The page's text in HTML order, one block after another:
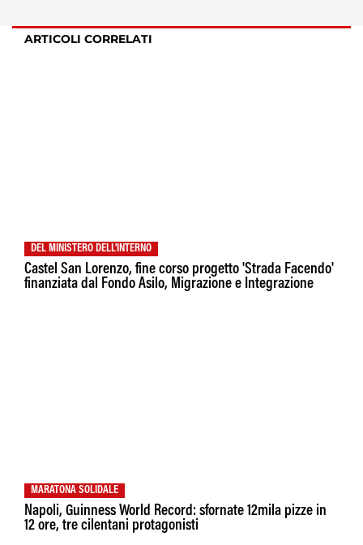
ARTICOLI CORRELATI
DEL MINISTERO DELL'INTERNO
Castel San Lorenzo, fine corso progetto 'Strada Facendo'
finanziata dal Fondo Asilo, Migrazione e Integrazione
MARATONA SOLIDALE
Napoli, Guinness World Record: sfornate 12mila pizze in
12 ore, tre cilentani protagonisti